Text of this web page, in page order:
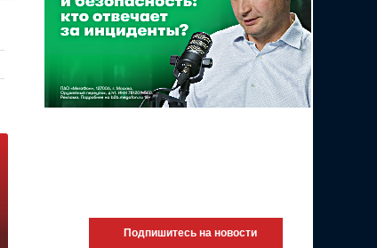
Подпишитесь на новости